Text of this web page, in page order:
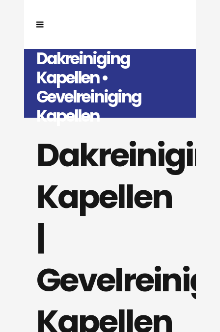
Dakreiniging
Kapellen •
Gevelreiniging
Kapellen
Kapellen
|
Kapellen